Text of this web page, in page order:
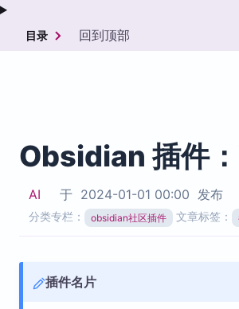
目录 回到顶部
Obsidian 插件
AI 于 2024-01-01 00:00 发布
分类专栏： obsidian社区插件 文章标签：
插件名片